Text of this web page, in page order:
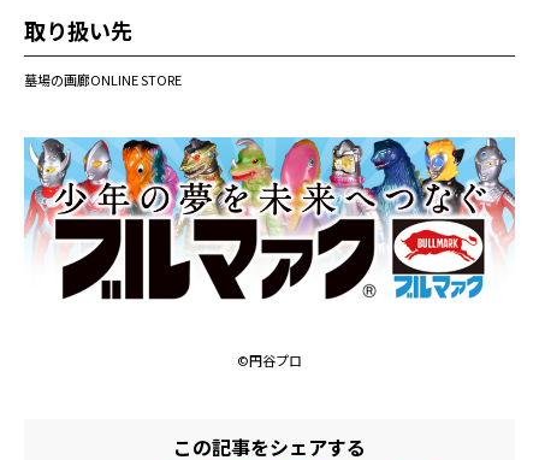
取り扱い先
墓場の画廊ONLINE STORE
©円谷プロ
この記事をシェアする